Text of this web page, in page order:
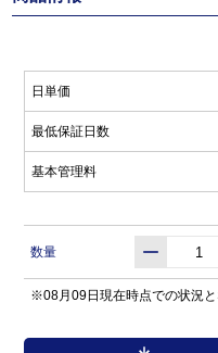
日単価
最低保証日数
基本管理料
数量
※08月09日現在時点での状況